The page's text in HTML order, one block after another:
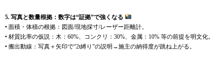
5. 写真と数量根拠：数字は“証拠”で強くなる
• 面積・体積の根拠：図面/現地採寸/レーザー距離計。
• 材質比率の仮説：木：60%、コンクリ：30%、金属：10% 等の前提を明文化。
• 搬出動線：写真＋矢印で“2t縛り”の説明→施主の納得度が跳ね上がる。